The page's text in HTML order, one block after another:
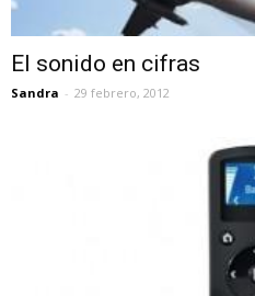
El sonido en cifras
Sandra - 29 febrero, 2012